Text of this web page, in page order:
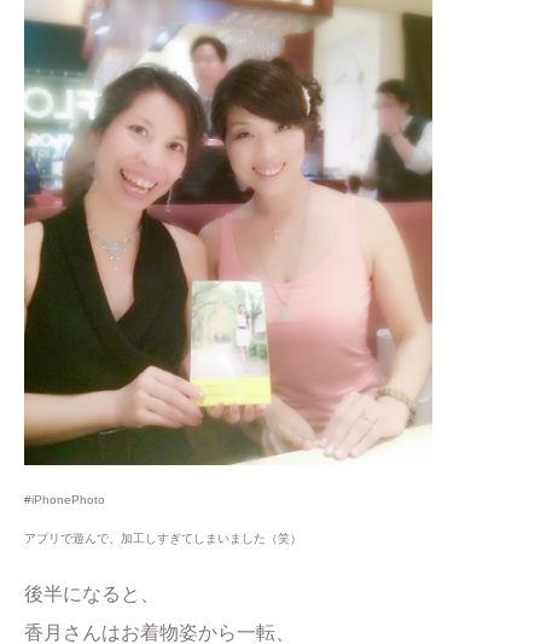
#iPhonePhoto
アプリで遊んで、加工しすぎてしまいました（笑）
後半になると、
香月さんはお着物姿から一転、